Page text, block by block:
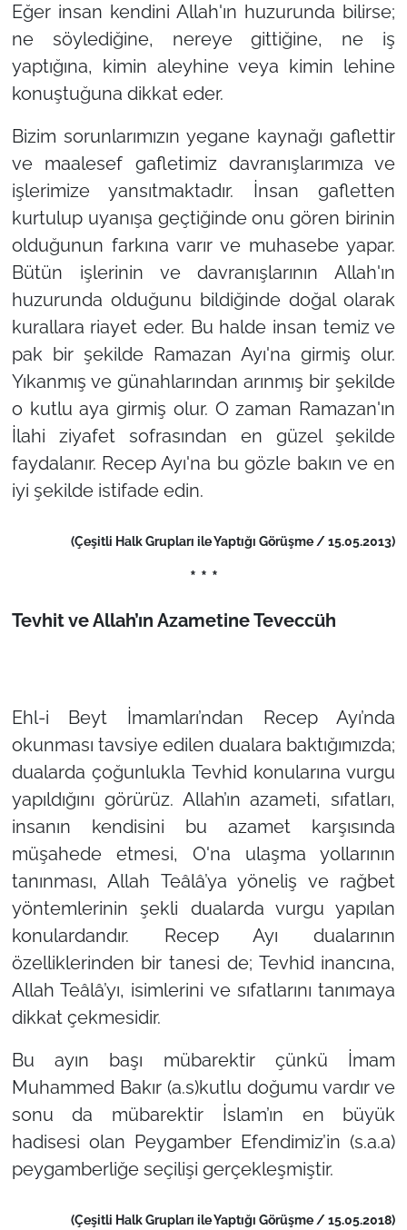
Eğer insan kendini Allah'ın huzurunda bilirse;
ne söylediğine, nereye gittiğine, ne iş
yaptığına, kimin aleyhine veya kimin lehine
konuştuğuna dikkat eder.
Bizim sorunlarımızın yegane kaynağı gaflettir
ve maalesef gafletimiz davranışlarımıza ve
işlerimize yansıtmaktadır. İnsan gafletten
kurtulup uyanışa geçtiğinde onu gören birinin
olduğunun farkına varır ve muhasebe yapar.
Bütün işlerinin ve davranışlarının Allah'ın
huzurunda olduğunu bildiğinde doğal olarak
kurallara riayet eder. Bu halde insan temiz ve
pak bir şekilde Ramazan Ayı'na girmiş olur.
Yıkanmış ve günahlarından arınmış bir şekilde
o kutlu aya girmiş olur. O zaman Ramazan'ın
İlahi ziyafet sofrasından en güzel şekilde
faydalanır. Recep Ayı'na bu gözle bakın ve en
iyi şekilde istifade edin.
(Çeşitli Halk Grupları ile Yaptığı Görüşme / 15.05.2013)
* * *
Tevhit ve Allah’ın Azametine Teveccüh
Ehl-i Beyt İmamları’ndan Recep Ayı’nda
okunması tavsiye edilen dualara baktığımızda;
dualarda çoğunlukla Tevhid konularına vurgu
yapıldığını görürüz. Allah’ın azameti, sıfatları,
insanın kendisini bu azamet karşısında
müşahede etmesi, O'na ulaşma yollarının
tanınması, Allah Teâlâ’ya yöneliş ve rağbet
yöntemlerinin şekli dualarda vurgu yapılan
konulardandır. Recep Ayı dualarının
özelliklerinden bir tanesi de; Tevhid inancına,
Allah Teâlâ’yı, isimlerini ve sıfatlarını tanımaya
dikkat çekmesidir.
Bu ayın başı mübarektir çünkü İmam
Muhammed Bakır (a.s)kutlu doğumu vardır ve
sonu da mübarektir İslam’ın en büyük
hadisesi olan Peygamber Efendimiz’in (s.a.a)
peygamberliğe seçilişi gerçekleşmiştir.
(Çeşitli Halk Grupları ile Yaptığı Görüşme / 15.05.2018)